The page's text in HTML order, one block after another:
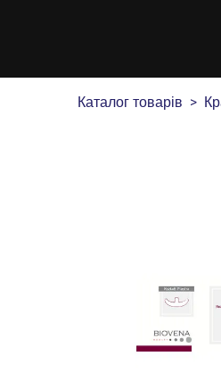
Каталог товарів